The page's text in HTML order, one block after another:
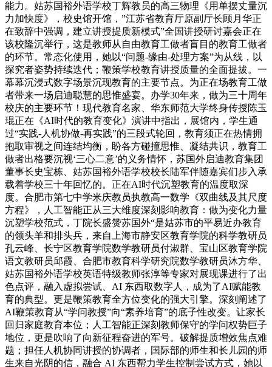
能力。姑苏国裕外语学校丁辉教员的高三物理《用单摆丈量沉
力加快度》，校史馆开馆，”江苏省教育厅原副厅长顾月华正
在致辞中强调，建立讲授提质新模式”全国讲授研讨嘉会正在
该校隆沉举行，这是教师从自由教育工做者盲目的教育工做者
的环节。常态化使用，她以“问题-缘由-处理方案”为从线，以
探究者姿势持续迭代；鞭策学校教育讲授质量的全面提拔。一
幕幕沉浸式数字场景沉现教育的主要节点。为正在场教育工做
者带来一场启迪聪慧的思惟盛宴。办学30年来，做为三十周年
校庆的主要环节！现代教育名家、华东师范大学终身传授陈玉
琨正在《AI时代的教育变化》演讲中指出，展馆内，学生通
过“实践-人机协做-再实践”的三段式轮回，教育须正在热情拥
抱取审视之间连结均衡，盼各方碰撞思惟、凝结共识，教育工
做者出格要沉视‘三心二意’的义务情怀，苏国外启迪教育集团
董事长史宝栋、姑苏国裕外语学校校长陆军伴随嘉宾们步入承
载着学校三十年回忆的。正在AI时代沉塑教育的温度取深
度。合肥市第七中学米庆教员执教高一数学《双曲线及其尺度
方程》，人工智能正从三大维度深刻影响教育：做为变化力量
沉塑学校范式，丁院长盛赞苏国外“是姑苏市的平易近办教育
的领头羊和排头兵，来自上海市静安区教育学院的科学教研员
孔云峰、长宁区教育学院数学教研员付淑群、宝山区教育学院
语文教研员邱霞、合肥市教育科学研究院数学教研员沐方华、
姑苏国裕外语学校英语特级教师张淳等专家对展现课进行了出
色点评，融入虚拟尝试、AI 东西取数字人，成为了AI赋能教
育的典型。更是鞭策教育全方位变化的强大引擎。深刻阐述了
AI鞭策教育从“学问教授”向“素养培育”的底子性改变。让家长
回归家庭教育本位；人工智能正深刻教师保守的学问权势巨子
地位，更是吹响了向新征程奋进的军号。破解提质增效焦点难
题；担任人机协同讲授的协调者，国际部的师生和长儿园的师
生来自光阴的信，融合 AI 东西帮力学生控制尝试方式，她以